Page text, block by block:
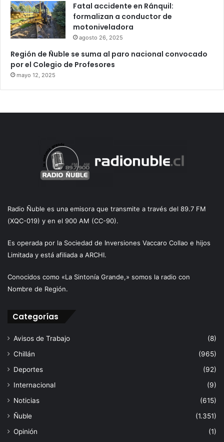
Fatal accidente en Ránquil:
formalizan a conductor de
motoniveladora
agosto 26, 2025
Región de Ñuble se suma al paro nacional convocado
por el Colegio de Profesores
mayo 12, 2025
Radio Ñuble es una emisora que transmite a través del 89.7 FM
(XQC-019) y en el 900 AM (CC-90).
Es operada por la Sociedad de Inversiones Vaccaro Collao e hijos
Limitada y está afiliada a ARCHI.
Conocidos como «La Sintonía Grande,» somos la radio con
Nombre de Región.
Categorías
Avisos de Trabajo
(8)
Chillán
(965)
Deportes
(92)
Internacional
(9)
Noticias
(615)
Ñuble
(1.351)
Opinión
(1)